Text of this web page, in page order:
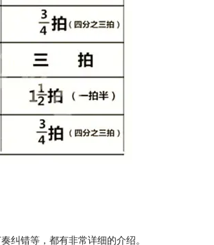
纠错等，都有非常详细的介绍。